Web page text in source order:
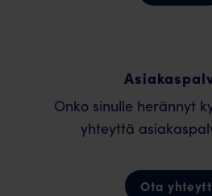
Onko sinulle herännyt
yhteyttä
Ota